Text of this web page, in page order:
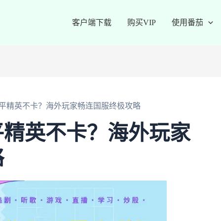
客户端下载 购买VIP 使用番茄
精英不卡？海外玩家畅连国服终极攻略
英不卡？海外玩家